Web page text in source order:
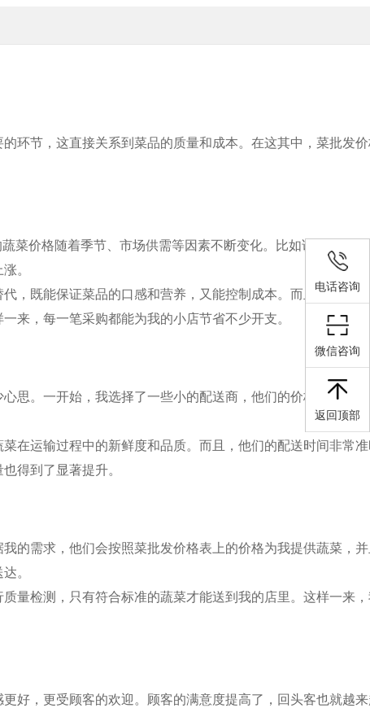
节，这直接关系到菜品的质量和成本。在这其中，菜批发
价格随着季节、市场供需等因素不断变化。比如说，在夏季
。
既能保证菜品的口感和营养，又能控制成本。而且，价格
来，每一笔采购都能为我的小店节省不少开支。
。一开始，我选择了一些小的配送商，他们的价格相对较
运输过程中的新鲜度和品质。而且，他们的配送时间非常
得到了显著提升。
需求，他们会按照菜批发价格表上的价格为我提供蔬菜，
。
检测，只有符合标准的蔬菜才能送到我的店里。这样一来
，更受顾客的欢迎。顾客的满意度提高了，回头客也就越
电话咨询
微信咨询
返回顶部